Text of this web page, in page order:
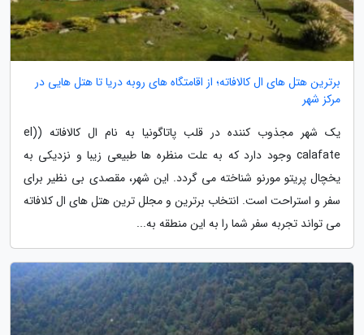
برترین هتل های ال کالافاته؛ از اقامتگاه های روبه دریا تا هتل هایی در
مرکز شهر
یک شهر مجذوب کننده در قلب پاتاگونیا به نام ال کالافاته ((el
calafate وجود دارد که به علت منظره ها طبیعی زیبا و نزدیکی به
یخچال پریتو مورنو شناخته می گردد. این شهر، مقصدی بی نظیر برای
سفر و استراحت است. انتخاب برترین و مجلل ترین هتل های ال کلافاته
می تواند تجربه سفر شما را به این منطقه به...